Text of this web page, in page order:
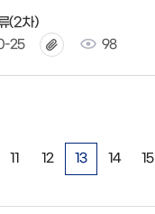
(2차)
25 98
11 12 13 14 15